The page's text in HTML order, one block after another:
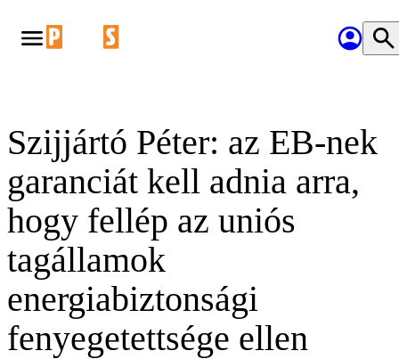
Szijjártó Péter: az EB-nek
garanciát kell adnia arra,
hogy fellép az uniós
tagállamok
energiabiztonsági
fenyegetettsége ellen